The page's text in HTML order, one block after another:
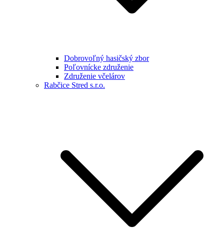
Dobrovoľný hasičský zbor
Poľovnícke združenie
Združenie včelárov
Rabčice Stred s.r.o.